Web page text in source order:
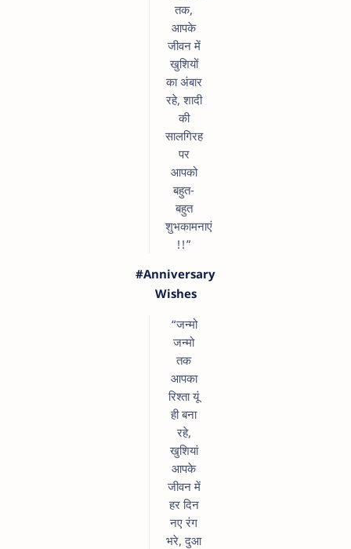
तक,
आपके
जीवन में
खुशियों
का अंबार
रहे, शादी
की
सालगिरह
पर
आपको
बहुत-
बहुत
शुभकामनाएं
!!”
#Anniversary
Wishes
“जन्मो
जन्मो
तक
आपका
रिश्ता यूं
ही बना
रहे,
खुशियां
आपके
जीवन में
हर दिन
नए रंग
भरे, दुआ